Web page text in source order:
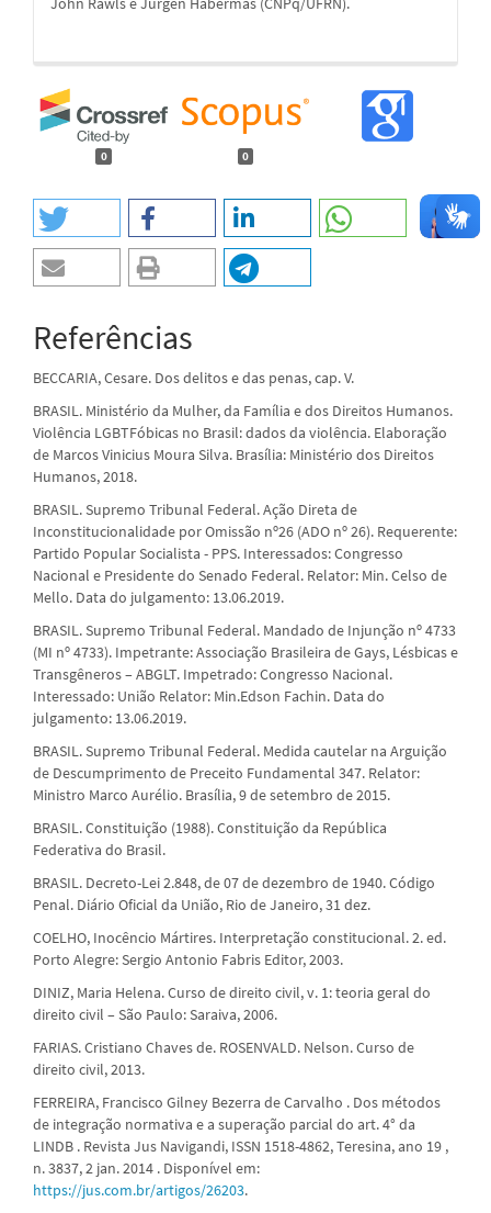
0 0
Referências
BECCARIA, Cesare. Dos delitos e das penas, cap. V.
BRASIL. Ministério da Mulher, da Família e dos Direitos Humanos.
Violência LGBTFóbicas no Brasil: dados da violência. Elaboração
de Marcos Vinicius Moura Silva. Brasília: Ministério dos Direitos
Humanos, 2018.
BRASIL. Supremo Tribunal Federal. Ação Direta de
Inconstitucionalidade por Omissão nº26 (ADO nº 26). Requerente:
Partido Popular Socialista - PPS. Interessados: Congresso
Nacional e Presidente do Senado Federal. Relator: Min. Celso de
Mello. Data do julgamento: 13.06.2019.
BRASIL. Supremo Tribunal Federal. Mandado de Injunção nº 4733
(MI nº 4733). Impetrante: Associação Brasileira de Gays, Lésbicas e
Transgêneros – ABGLT. Impetrado: Congresso Nacional.
Interessado: União Relator: Min.Edson Fachin. Data do
julgamento: 13.06.2019.
BRASIL. Supremo Tribunal Federal. Medida cautelar na Arguição
de Descumprimento de Preceito Fundamental 347. Relator:
Ministro Marco Aurélio. Brasília, 9 de setembro de 2015.
BRASIL. Constituição (1988). Constituição da República
Federativa do Brasil.
BRASIL. Decreto-Lei 2.848, de 07 de dezembro de 1940. Código
Penal. Diário Oficial da União, Rio de Janeiro, 31 dez.
COELHO, Inocêncio Mártires. Interpretação constitucional. 2. ed.
Porto Alegre: Sergio Antonio Fabris Editor, 2003.
DINIZ, Maria Helena. Curso de direito civil, v. 1: teoria geral do
direito civil – São Paulo: Saraiva, 2006.
FARIAS. Cristiano Chaves de. ROSENVALD. Nelson. Curso de
direito civil, 2013.
FERREIRA, Francisco Gilney Bezerra de Carvalho . Dos métodos
de integração normativa e a superação parcial do art. 4° da
LINDB . Revista Jus Navigandi, ISSN 1518-4862, Teresina, ano 19 ,
n. 3837, 2 jan. 2014 . Disponível em:
https://jus.com.br/artigos/26203.